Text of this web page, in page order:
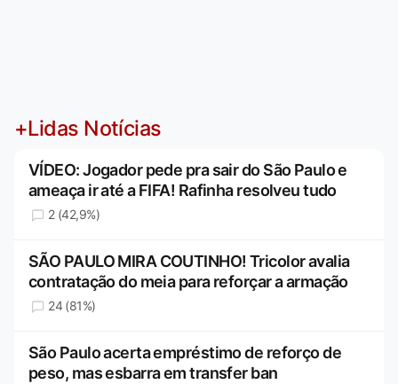
+Lidas Notícias
VÍDEO: Jogador pede pra sair do São Paulo e
ameaça ir até a FIFA! Rafinha resolveu tudo
2 (42,9%)
SÃO PAULO MIRA COUTINHO! Tricolor avalia
contratação do meia para reforçar a armação
24 (81%)
São Paulo acerta empréstimo de reforço de
peso, mas esbarra em transfer ban